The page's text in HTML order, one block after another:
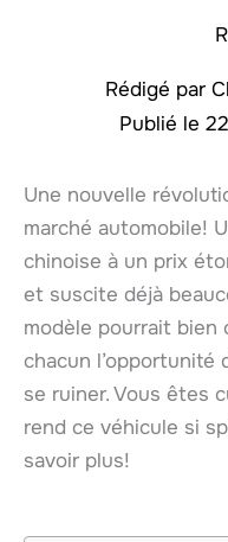
Une nouvelle
marché automobile!
chinoise à un prix
et suscite déjà
modèle pourrait bien
chacun l’opportunité
se ruiner. Vous êtes
rend ce véhicule si
savoir plus!